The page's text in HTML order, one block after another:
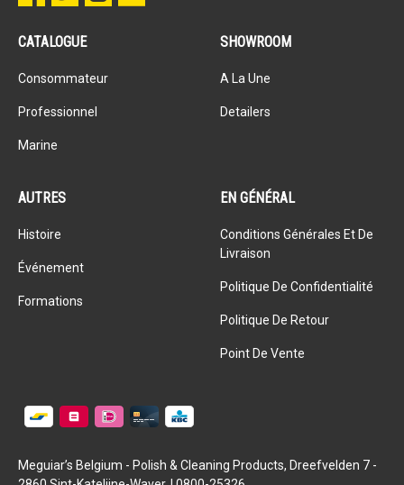
CATALOGUE
Consommateur
Professionnel
Marine
SHOWROOM
A La Une
Detailers
AUTRES
Histoire
Événement
Formations
EN GÉNÉRAL
Conditions Générales Et De
Livraison
Politique De Confidentialité
Politique De Retour
Point De Vente
Meguiar’s Belgium - Polish & Cleaning Products, Dreefvelden 7 -